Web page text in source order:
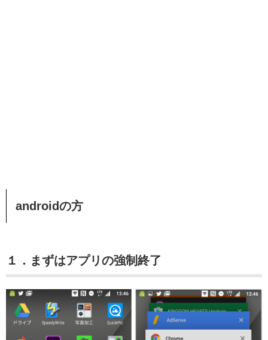
androidの方
１．まずはアプリの強制終了